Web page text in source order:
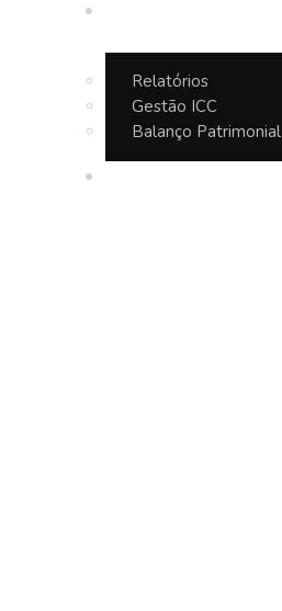
Relatórios
Gestão ICC
Balanço Patrimonial